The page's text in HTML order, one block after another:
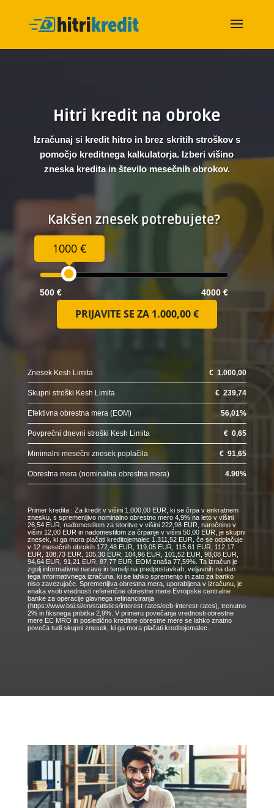
Hitri kredit na obroke
Izračunaj si kredit hitro in brez skritih stroškov s
pomočjo kreditnega kalkulatorja. Izberi višino
zneska kredita in število mesečnih obrokov.
Kakšen znesek potrebujete?
1000 €
500 € 4000 €
PRIJAVITE SE ZA 1.000,00 €
Znesek Kesh Limita €1.000,00
Skupni stroški Kesh Limita €239,74
Efektivna obrestna mera (EOM) 56,01%
Povprečni dnevni stroški Kesh Limita €0,65
Minimalni mesečni znesek poplačila €91,65
Obrestna mera (nominalna obrestna mera) 4.90%
Primer kredita : Za kredit v višini 1.000,00 EUR, ki se črpa v enkratnem
znesku, s spremenljivo nominalno obrestno mero 4,9% na leto v višini
26,54 EUR, nadomestilom za storitve v višini 222,98 EUR, naročnino v
višini 12,00 EUR in nadomestilom za črpanje v višini 50,00 EUR, je skupni
znesek, ki ga mora plačati kreditojemalec 1.311,52 EUR, če se odplačuje
v 12 mesečnih obrokih 172,48 EUR, 119,05 EUR, 115,61 EUR, 112,17
EUR, 108,73 EUR, 105,30 EUR, 104,96 EUR, 101,52 EUR, 98,08 EUR,
94,64 EUR, 91,21 EUR, 87,77 EUR. EOM znaša 77,59%. Ta izračun je
zgolj informativne narave in temelji na predpostavkah, veljavnih na dan
tega informativnega izračuna, ki se lahko spremenijo in zato za banko
niso zavezujoče. Spremenljiva obrestna mera, uporabljena v izračunu, je
enaka vsoti vrednosti referenčne obrestne mere Evropske centralne
banke za operacije glavnega refinanciranja
(https://www.bsi.si/en/statistics/interest-rates/ecb-interest-rates), trenutno
2% in fiksnega pribitka 2,9%. V primeru povečanja vrednosti obrestne
mere EC MRO in posledično kreditne obrestne mere se lahko znatno
poveča tudi skupni znesek, ki ga mora plačati kreditojemalec.